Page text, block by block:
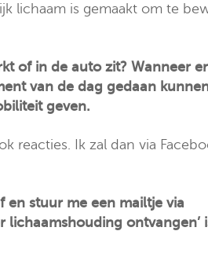
lichaam is gemaakt om te
of in de auto zit? Wanneer er
van de dag gedaan
geven.
reacties. Ik zal dan via
en stuur me een mailtje via
lichaamshouding ontvangen’